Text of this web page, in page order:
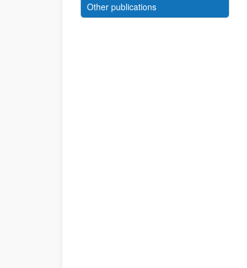
Other publications